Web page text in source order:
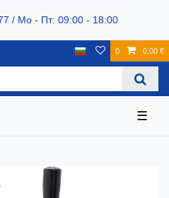
/ Mo - Пт: 09:00 - 18:00
0 0,00 €
☰